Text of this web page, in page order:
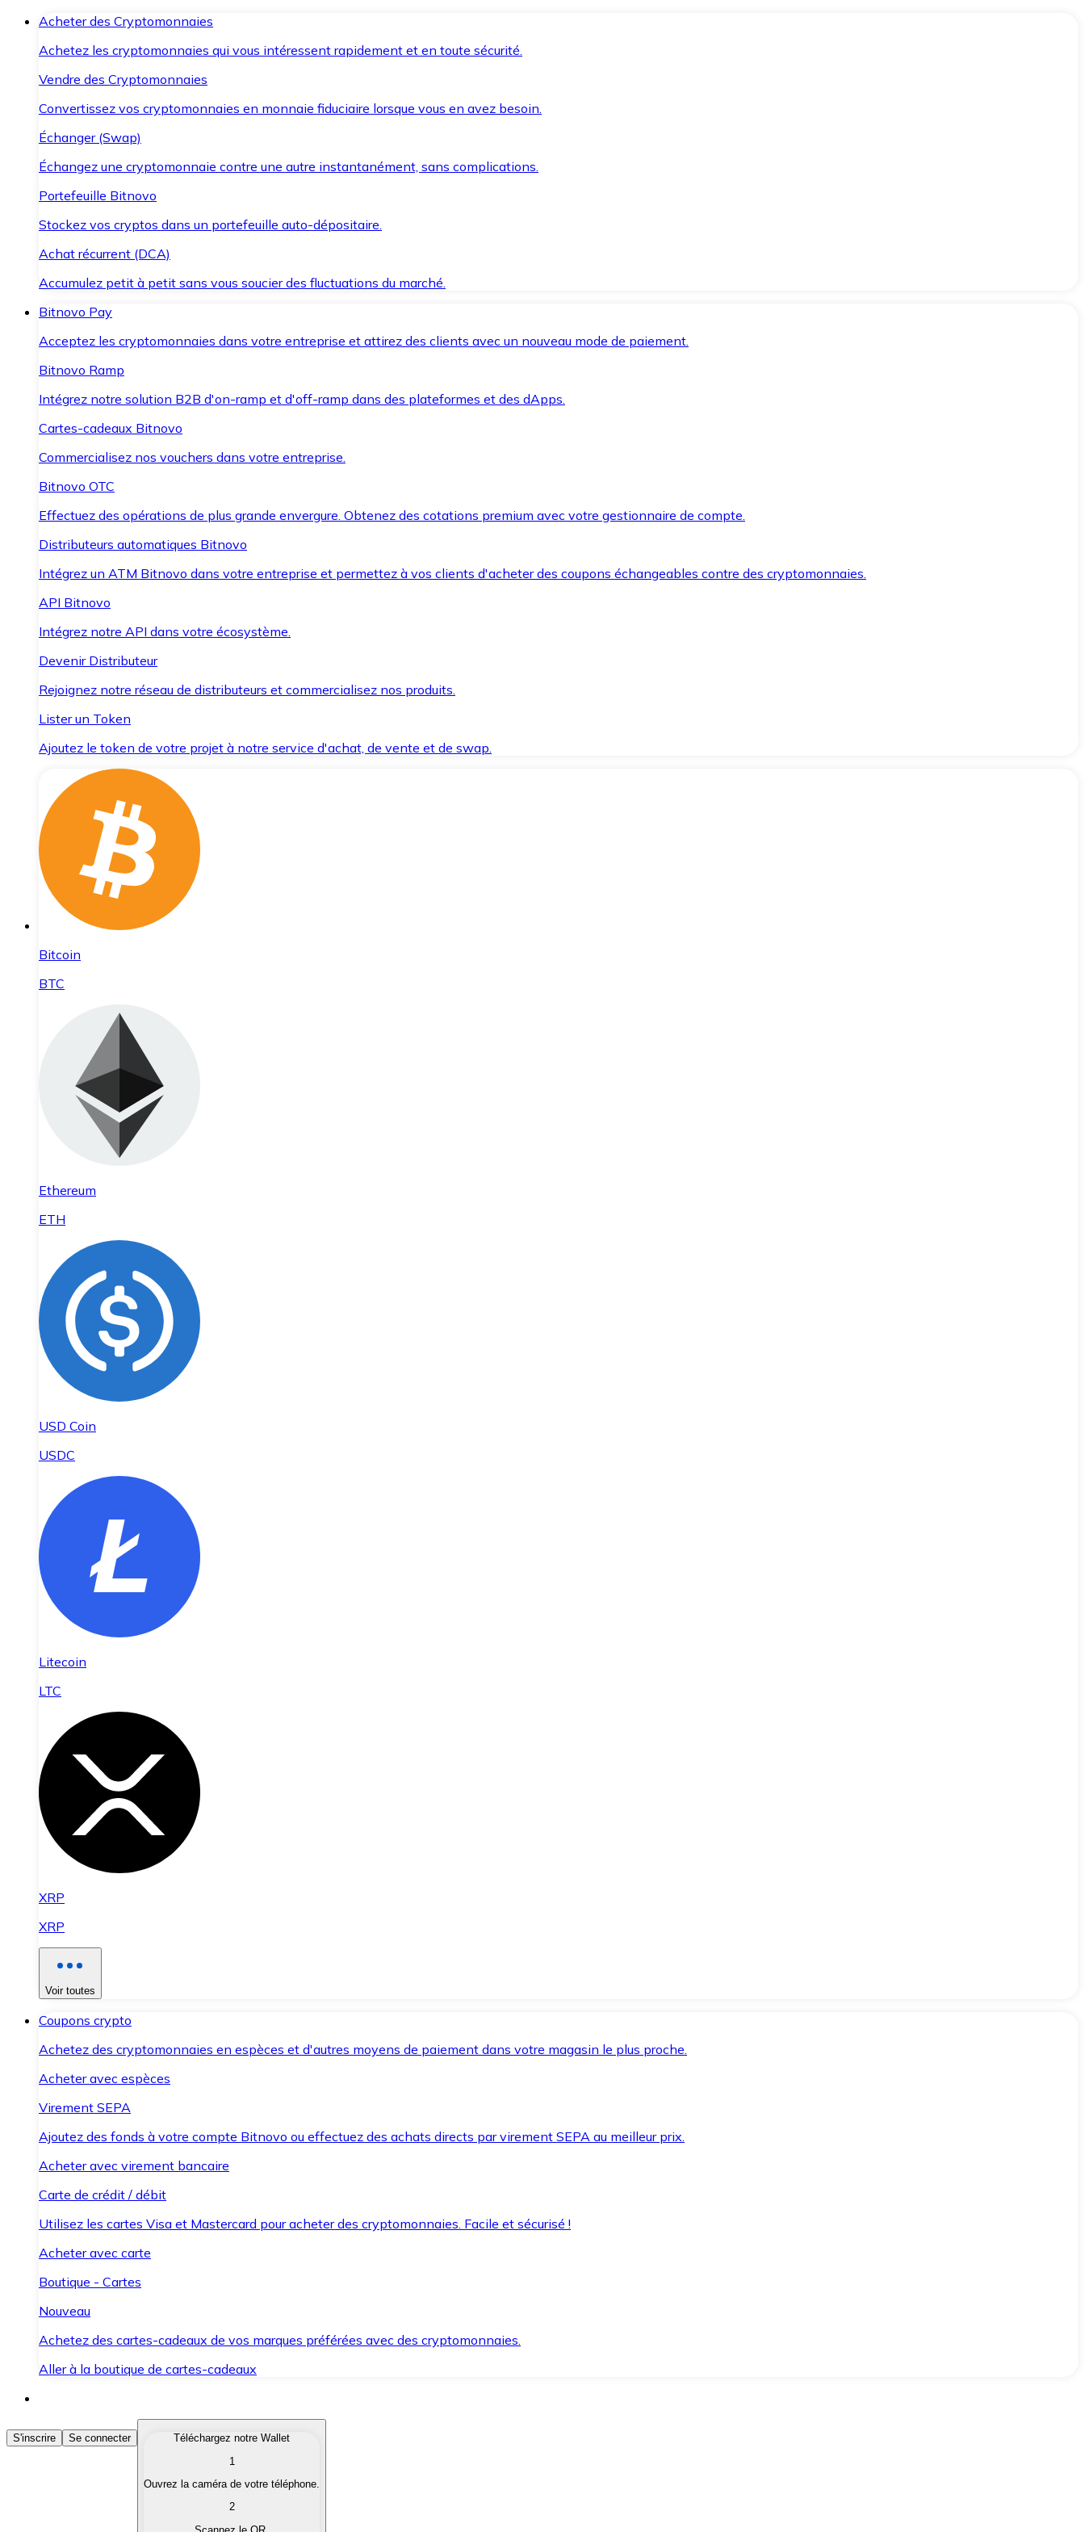
Acheter des Cryptomonnaies
Achetez les cryptomonnaies qui vous intéressent rapidement et en toute sécurité.
Vendre des Cryptomonnaies
Convertissez vos cryptomonnaies en monnaie fiduciaire lorsque vous en avez besoin.
Échanger (Swap)
Échangez une cryptomonnaie contre une autre instantanément, sans complications.
Portefeuille Bitnovo
Stockez vos cryptos dans un portefeuille auto-dépositaire.
Achat récurrent (DCA)
Accumulez petit à petit sans vous soucier des fluctuations du marché.
Bitnovo Pay
Acceptez les cryptomonnaies dans votre entreprise et attirez des clients avec un nouveau mode de paiement.
Bitnovo Ramp
Intégrez notre solution B2B d'on-ramp et d'off-ramp dans des plateformes et des dApps.
Cartes-cadeaux Bitnovo
Commercialisez nos vouchers dans votre entreprise.
Bitnovo OTC
Effectuez des opérations de plus grande envergure. Obtenez des cotations premium avec votre gestionnaire de compte.
Distributeurs automatiques Bitnovo
Intégrez un ATM Bitnovo dans votre entreprise et permettez à vos clients d'acheter des coupons échangeables contre des cryptomonnaies.
API Bitnovo
Intégrez notre API dans votre écosystème.
Devenir Distributeur
Rejoignez notre réseau de distributeurs et commercialisez nos produits.
Lister un Token
Ajoutez le token de votre projet à notre service d'achat, de vente et de swap.
Bitcoin
BTC
Ethereum
ETH
USD Coin
USDC
Litecoin
LTC
XRP
XRP
Voir toutes
Coupons crypto
Achetez des cryptomonnaies en espèces et d'autres moyens de paiement dans votre magasin le plus proche.
Acheter avec espèces
Virement SEPA
Ajoutez des fonds à votre compte Bitnovo ou effectuez des achats directs par virement SEPA au meilleur prix.
Acheter avec virement bancaire
Carte de crédit / débit
Utilisez les cartes Visa et Mastercard pour acheter des cryptomonnaies. Facile et sécurisé !
Acheter avec carte
Boutique - Cartes
Nouveau
Achetez des cartes-cadeaux de vos marques préférées avec des cryptomonnaies.
Aller à la boutique de cartes-cadeaux
Acheter des Cryptomonnaies
Achetez les cryptomonnaies qui vous intéressent rapidement et en toute sécurité.
Convertissez vos cryptomonnaies en monnaie fiduciaire lorsque vous en avez besoin.
S'inscrire Se connecter
Téléchargez notre Wallet
1
Ouvrez la caméra de votre téléphone.
2